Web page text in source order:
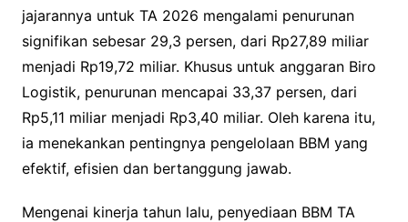
jajarannya untuk TA 2026 mengalami penurunan
signifikan sebesar 29,3 persen, dari Rp27,89 miliar
menjadi Rp19,72 miliar. Khusus untuk anggaran Biro
Logistik, penurunan mencapai 33,37 persen, dari
Rp5,11 miliar menjadi Rp3,40 miliar. Oleh karena itu,
ia menekankan pentingnya pengelolaan BBM yang
efektif, efisien dan bertanggung jawab.
Mengenai kinerja tahun lalu, penyediaan BBM TA